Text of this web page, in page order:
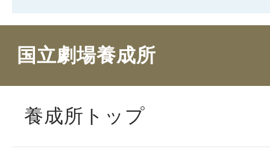
国立劇場養成所
養成所トップ